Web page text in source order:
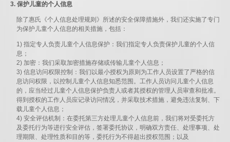
3. 保护儿童的个人信息
除了惠氏《个人信息处理规则》所述的安全保障措施外，我们还实施了专门
为保护儿童个人信息的相关措施，包括：
1) 指定专人负责儿童个人信息保护：我们指定专人负责保护儿童的个人信
息；
2) 加密：我们采取加密措施存储或传输儿童个人信息；
3) 信息访问权限控制：我们以最小授权为原则为工作人员设置了严格的信
息访问权限，以控制儿童个人信息知悉范围。工作人员访问儿童个人信息
的，应当经过儿童个人信息保护负责人或者其授权的管理人员审查和批准。
得到授权的工作人员应记录访问情况，并采取技术措施，避免违法复制、下
载儿童个人信息；
4) 安全评估机制：在委托第三方处理儿童个人信息前，我们将对受委托方
及委托行为等进行安全评估，签署委托协议，明确双方责任、处理事项、处
理期限、处理性质和目的等，委托行为不得超出授权范围；以及